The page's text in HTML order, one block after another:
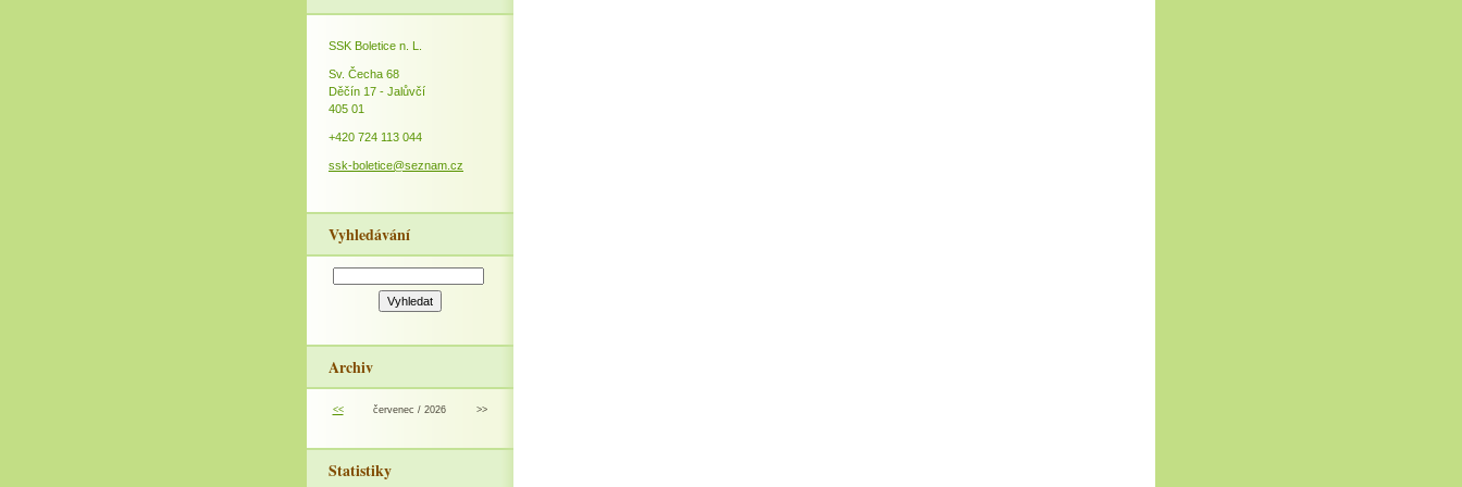
SSK Boletice n. L.
Sv. Čecha 68
Děčín 17 - Jalůvčí
405 01
+420 724 113 044
ssk-boletice@seznam.cz
Vyhledávání
Archiv
<< červenec / 2026 >>
Statistiky